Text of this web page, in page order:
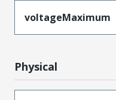
voltageMaximum
Physical